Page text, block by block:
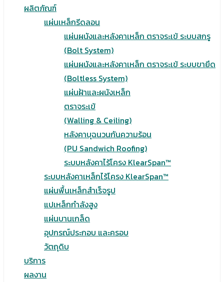
ผลิตภัณฑ์
แผ่นเหล็กรีดลอน
แผ่นผนังและหลังคาเหล็ก ตราจระเข้ ระบบสกรู
(Bolt System)
แผ่นผนังและหลังคาเหล็ก ตราจระเข้ ระบบขายึด
(Boltless System)
แผ่นฝ้าและผนังเหล็ก
ตราจระเข้
(Walling & Ceiling)
หลังคาบุฉนวนกันความร้อน
(PU Sandwich Roofing)
ระบบหลังคาไร้โครง KlearSpan™
ระบบหลังคาเหล็กไร้โครง KlearSpan™
แผ่นพื้นเหล็กสำเร็จรูป
แปเหล็กกำลังสูง
แผ่นบานเกล็ด
อุปกรณ์ประกอบ และครอบ
วัตถุดิบ
บริการ
ผลงาน